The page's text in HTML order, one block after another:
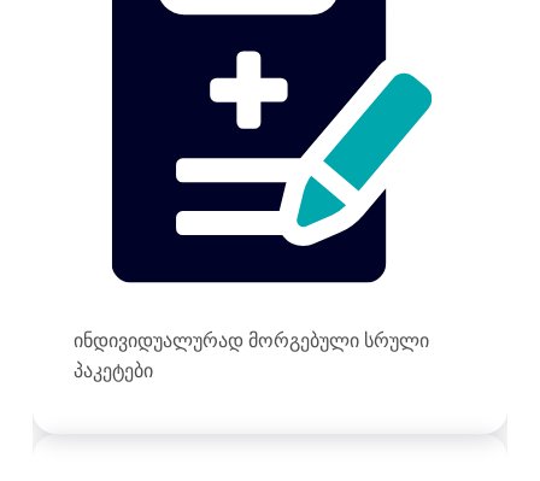
ინდივიდუალურად მორგებული სრული
პაკეტები